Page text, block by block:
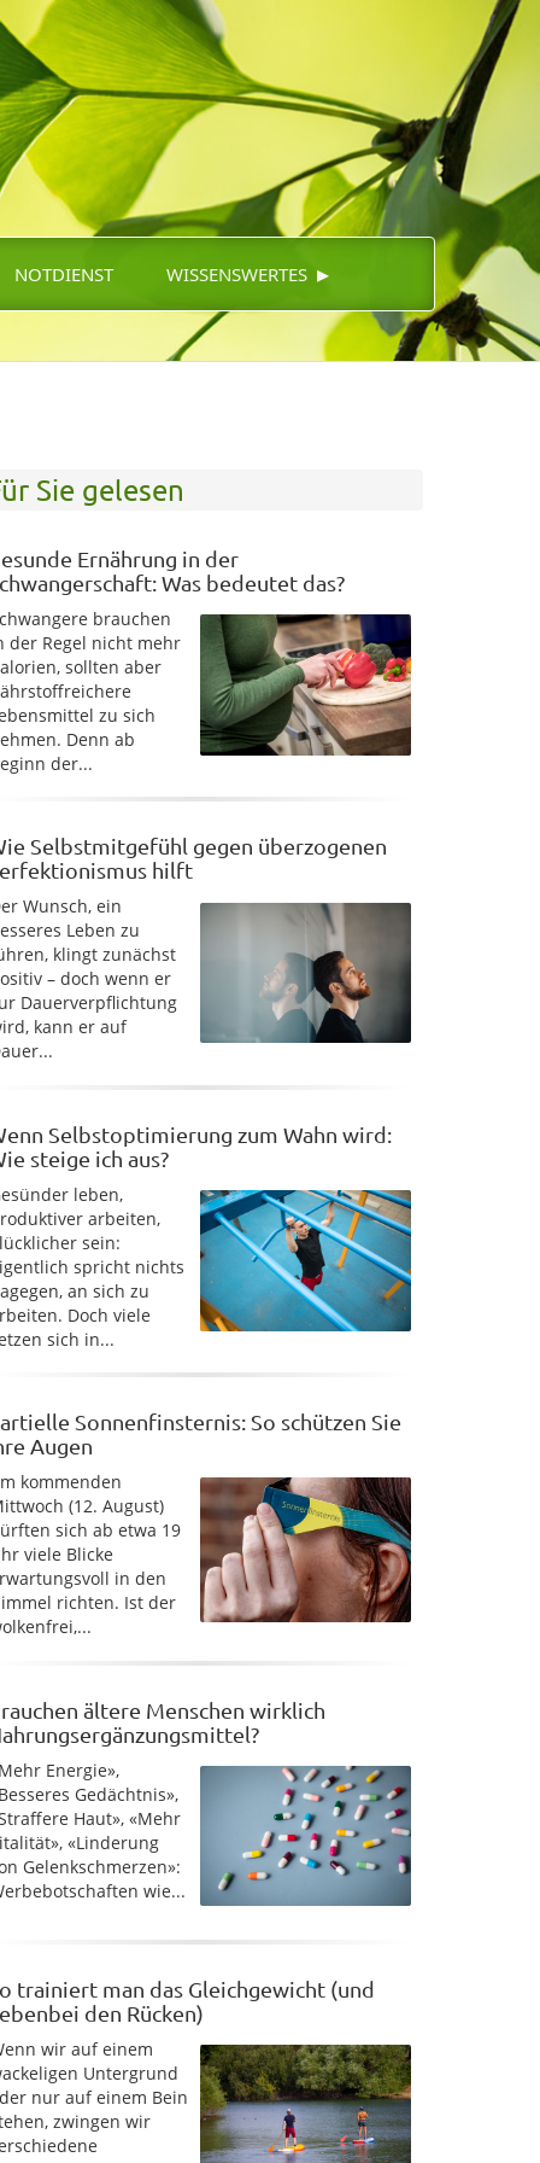
NOTDIENST WISSENSWERTES ▸
Sie gelesen
Ernährung in der
Was bedeutet das?
brauchen
der Regel nicht mehr
sollten aber
zu sich
Denn ab
der...
Selbstmitgefühl gegen überzogenen
hilft
Wunsch, ein
Leben zu
klingt zunächst
– doch wenn er
Dauerverpflichtung
kann er auf
Selbstoptimierung zum Wahn wird:
steige ich aus?
leben,
arbeiten,
sein:
spricht nichts
an sich zu
Doch viele
sich in...
Sonnenfinsternis: So schützen Sie
Augen
kommenden
(12. August)
sich ab etwa 19
viele Blicke
in den
richten. Ist der
ältere Menschen wirklich
Energie»,
Gedächtnis»,
Haut», «Mehr
«Linderung
Gelenkschmerzen»:
wie...
trainiert man das Gleichgewicht (und
den Rücken)
wir auf einem
Untergrund
nur auf einem Bein
zwingen wir